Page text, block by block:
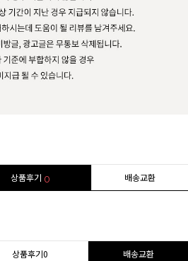
상품후기 0 배송교환
상품후기0 배송교환